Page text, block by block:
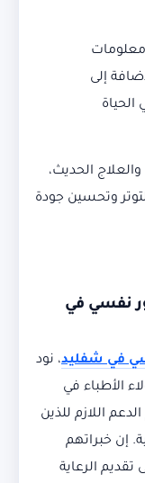
إلى
الحياة
الحديث،
وتحسين جودة
دكتور نفسي في
، نود
الأطباء في
اللازم للذين
إن خبراتهم
الرعاية